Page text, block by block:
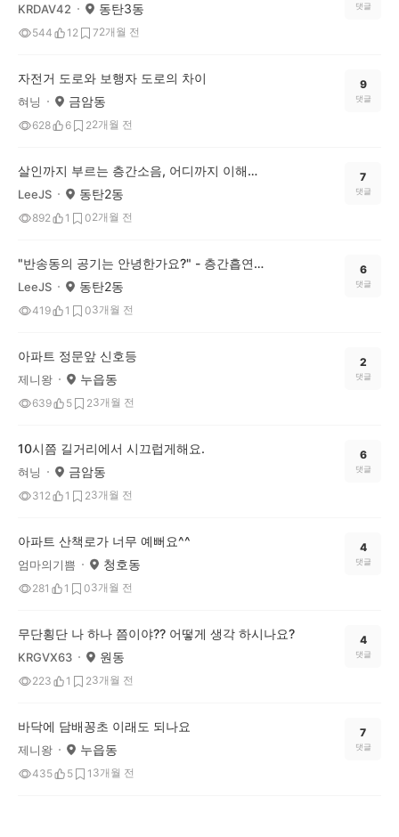
KRDAV42 동탄3동
544 12 72개월 전
댓글
자전거 도로와 보행자 도로의 차이
혀닝 금암동
628 6 22개월 전
9
댓글
살인까지 부르는 층간소음, 어디까지 이해하고 어떻게 대처해야 할까요?
LeeJS 동탄2동
892 1 02개월 전
7
댓글
"반송동의 공기는 안녕한가요?" - 층간흡연과 길거리 흡연, 공존을 위한 무거운 질문
LeeJS 동탄2동
419 1 03개월 전
6
댓글
아파트 정문앞 신호등
제니왕 누읍동
639 5 23개월 전
2
댓글
10시쯤 길거리에서 시끄럽게해요.
혀닝 금암동
312 1 23개월 전
6
댓글
아파트 산책로가 너무 예뻐요^^
엄마의기쁨 청호동
281 1 03개월 전
4
댓글
무단횡단 나 하나 쯤이야?? 어떻게 생각 하시나요?
KRGVX63 원동
223 1 23개월 전
4
댓글
바닥에 담배꽁초 이래도 되나요
제니왕 누읍동
435 5 1 3개월 전
7
댓글